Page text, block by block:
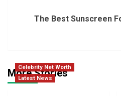
The Best Sunscreen
More Stories
Celebrity Net Worth
Latest News